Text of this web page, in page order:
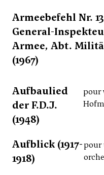
Armeebefehl Nr.
General-
Armee, Abt.
(1967)
Aufbaulied
der F.D.J.
(1948)
pour
Aufblick (1917-
1918)
pour